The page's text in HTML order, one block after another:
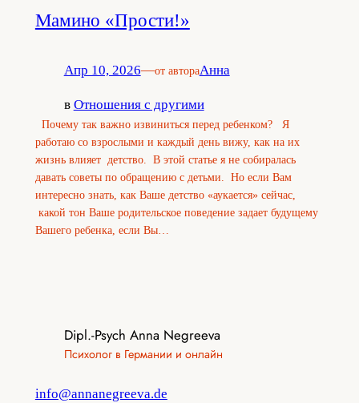
Мамино «Прости!»
Апр 10, 2026—от автораАнна
в Отношения с другими
Почему так важно извиниться перед ребенком? Я
работаю со взрослыми и каждый день вижу, как на их
жизнь влияет детство. В этой статье я не собиралась
давать советы по обращению с детьми. Но если Вам
интересно знать, как Ваше детство «аукается» сейчас,
какой тон Ваше родительское поведение задает будущему
Вашего ребенка, если Вы…
Dipl.-Psych Anna Negreeva
Психолог в Германии и онлайн
info@annanegreeva.de